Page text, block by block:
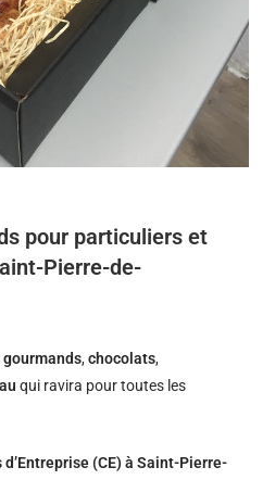
pour particuliers et
Pierre-de-
,chocolats,
qui ravira pour toutes les
d’Entreprise (CE) à Saint-Pierre-